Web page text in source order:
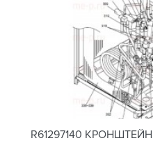
R61297140 КРОНШТЕЙН